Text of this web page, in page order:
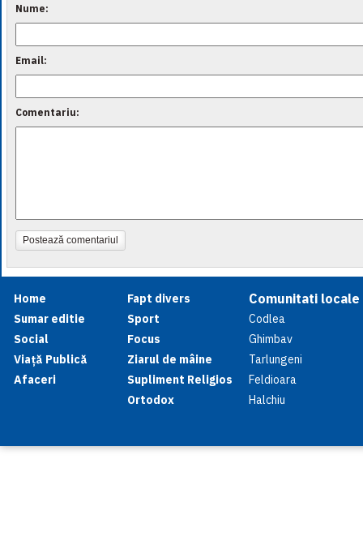
Nume:
Email:
Comentariu:
Postează comentariul
Home
Sumar editie
Social
Viață Publică
Afaceri
Fapt divers
Sport
Focus
Ziarul de mâine
Supliment Religios
Ortodox
Comunitati locale
Codlea
Ghimbav
Tarlungeni
Feldioara
Halchiu